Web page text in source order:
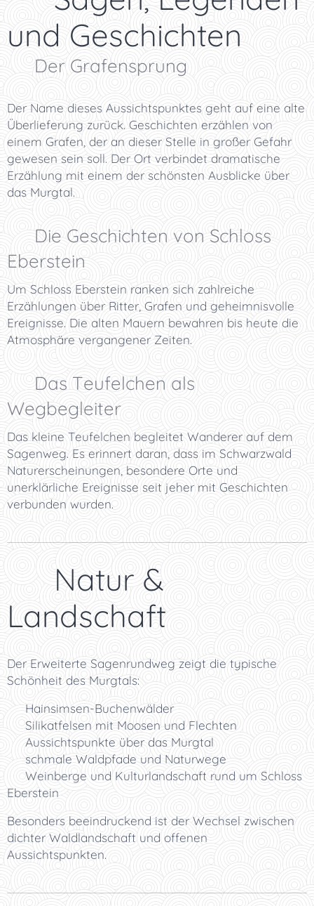
und Geschichten
🪨 Der Grafensprung
Der Name dieses Aussichtspunktes geht auf eine alte
Überlieferung zurück. Geschichten erzählen von
einem Grafen, der an dieser Stelle in großer Gefahr
gewesen sein soll. Der Ort verbindet dramatische
Erzählung mit einem der schönsten Ausblicke über
das Murgtal.
🏰 Die Geschichten von Schloss
Eberstein
Um Schloss Eberstein ranken sich zahlreiche
Erzählungen über Ritter, Grafen und geheimnisvolle
Ereignisse. Die alten Mauern bewahren bis heute die
Atmosphäre vergangener Zeiten.
😈 Das Teufelchen als
Wegbegleiter
Das kleine Teufelchen begleitet Wanderer auf dem
Sagenweg. Es erinnert daran, dass im Schwarzwald
Naturerscheinungen, besondere Orte und
unerklärliche Ereignisse seit jeher mit Geschichten
verbunden wurden.
🌿 Natur &
Landschaft
Der Erweiterte Sagenrundweg zeigt die typische
Schönheit des Murgtals:
🌳 Hainsimsen-Buchenwälder
🪨 Silikatfelsen mit Moosen und Flechten
🌄 Aussichtspunkte über das Murgtal
🌿 schmale Waldpfade und Naturwege
🌸 Weinberge und Kulturlandschaft rund um Schloss
Eberstein
Besonders beeindruckend ist der Wechsel zwischen
dichter Waldlandschaft und offenen
Aussichtspunkten.